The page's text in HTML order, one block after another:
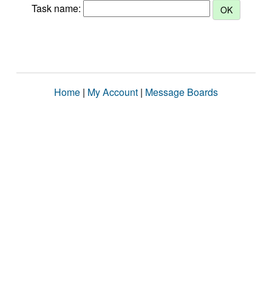
Task name:
Home | My Account | Message Boards